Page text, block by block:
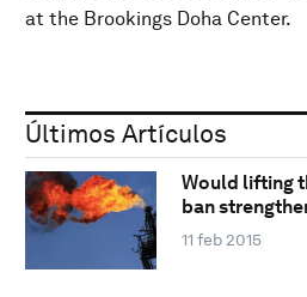
at the Brookings Doha Center.
Últimos Artículos
Would lifting
ban
11 feb 2015